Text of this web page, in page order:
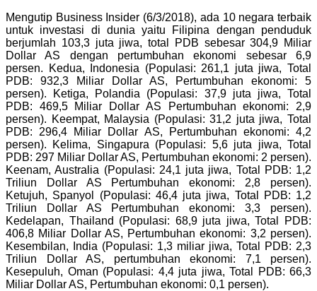
Mengutip Business Insider (6/3/2018), ada 10 negara terbaik
untuk investasi di dunia yaitu Filipina dengan penduduk
berjumlah 103,3 juta jiwa, total PDB sebesar 304,9 Miliar
Dollar AS dengan pertumbuhan ekonomi sebesar 6,9
persen. Kedua, Indonesia (Populasi: 261,1 juta jiwa, Total
PDB: 932,3 Miliar Dollar AS, Pertumbuhan ekonomi: 5
persen). Ketiga, Polandia (Populasi: 37,9 juta jiwa, Total
PDB: 469,5 Miliar Dollar AS Pertumbuhan ekonomi: 2,9
persen). Keempat, Malaysia (Populasi: 31,2 juta jiwa, Total
PDB: 296,4 Miliar Dollar AS, Pertumbuhan ekonomi: 4,2
persen). Kelima, Singapura (Populasi: 5,6 juta jiwa, Total
PDB: 297 Miliar Dollar AS, Pertumbuhan ekonomi: 2 persen).
Keenam, Australia (Populasi: 24,1 juta jiwa, Total PDB: 1,2
Triliun Dollar AS Pertumbuhan ekonomi: 2,8 persen).
Ketujuh, Spanyol (Populasi: 46,4 juta jiwa, Total PDB: 1,2
Triliun Dollar AS Pertumbuhan ekonomi: 3,3 persen).
Kedelapan, Thailand (Populasi: 68,9 juta jiwa, Total PDB:
406,8 Miliar Dollar AS, Pertumbuhan ekonomi: 3,2 persen).
Kesembilan, India (Populasi: 1,3 miliar jiwa, Total PDB: 2,3
Triliun Dollar AS, pertumbuhan ekonomi: 7,1 persen).
Kesepuluh, Oman (Populasi: 4,4 juta jiwa, Total PDB: 66,3
Miliar Dollar AS, Pertumbuhan ekonomi: 0,1 persen).